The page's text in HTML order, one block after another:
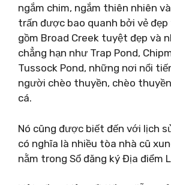
ngắm chim, ngắm thiên nhiên
trấn được bao quanh bởi vẻ
gồm Broad Creek tuyệt đẹp và
chẳng hạn như Trap Pond,
Tussock Pond, những nơi nổi
người chèo thuyền, chèo
cá.
Nó cũng được biết đến với lịch
có nghĩa là nhiều tòa nhà cũ
nằm trong Sổ đăng ký Địa điểm